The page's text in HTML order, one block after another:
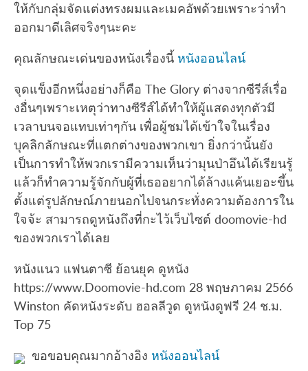
ให้กับกลุ่มจัดแต่งทรงผมและเมคอัพด้วยเพราะว่าทำ
ออกมาดีเลิศจริงๆนะคะ
คุณลักษณะเด่นของหนังเรื่องนี้ หนังออนไลน์
จุดแข็งอีกหนึ่งอย่างก็คือ The Glory ต่างจากซีรีส์เรื่อ
งอื่นๆเพราะเหตุว่าทางซีรีส์ได้ทำให้ผู้แสดงทุกตัวมี
เวลาบนจอแทบเท่าๆกัน เพื่อผู้ชมได้เข้าใจในเรื่อง
บุคลิกลักษณะที่แตกต่างของพวกเขา ยิ่งกว่านั้นยัง
เป็นการทำให้พวกเรามีความเห็นว่ามุนป่าอึนได้เรียนรู้
แล้วก็ทำความรู้จักกับผู้ที่เธออยากได้ล้างแค้นเยอะขึ้น
ตั้งแต่รูปลักษณ์ภายนอกไปจนกระทั่งความต้องการใน
ใจจ้ะ สามารถดูหนังถึงที่กะไว้เว็บไซต์ doomovie-hd
ของพวกเราได้เลย
หนังแนว แฟนตาซี ย้อนยุค ดูหนัง
https://www.Doomovie-hd.com 28 พฤษภาคม 2566
Winston คัดหนังระดับ ฮอลลีวูด ดูหนังดูฟรี 24 ช.ม.
Top 75
ขอขอบคุณมากอ้างอิง หนังออนไลน์